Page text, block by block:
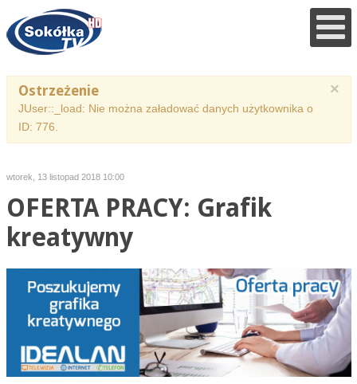
×
Ostrzeżenie
JUser::_load: Nie można załadować danych użytkownika o
ID: 776.
wtorek, 13 listopad 2018 10:00
OFERTA PRACY: Grafik
kreatywny